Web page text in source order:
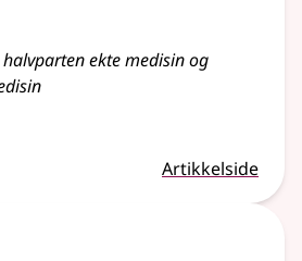
ekte medisin og
Artikkelside